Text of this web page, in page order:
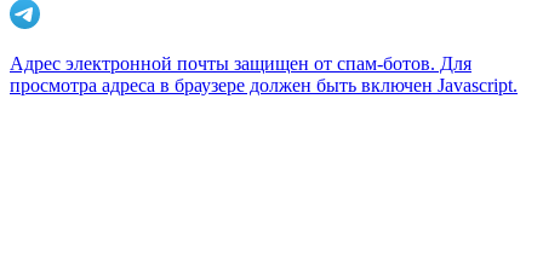
Адрес электронной почты защищен от спам-ботов. Для
просмотра адреса в браузере должен быть включен Javascript.